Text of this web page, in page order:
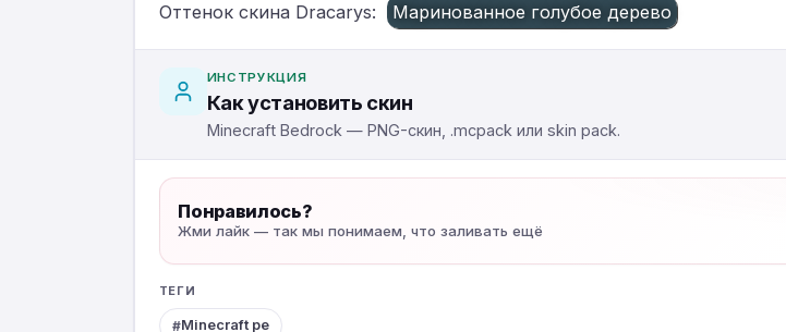
Оттенок скина Dracarys: Маринованное голубое дерево
ИНСТРУКЦИЯ
Как установить скин
Minecraft Bedrock — PNG-скин, .mcpack или skin pack.
Понравилось?
Жми лайк — так мы понимаем, что заливать ещё
ТЕГИ
Minecraft pe